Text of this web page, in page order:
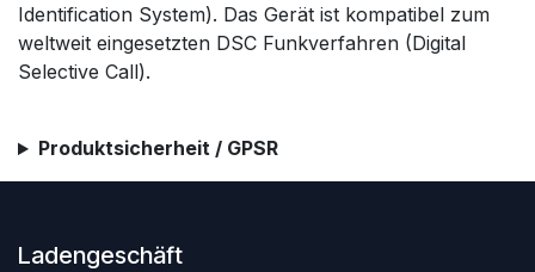
Identification System). Das Gerät ist kompatibel zum
weltweit eingesetzten DSC Funkverfahren (Digital
Selective Call).
Produktsicherheit / GPSR
Ladengeschäft